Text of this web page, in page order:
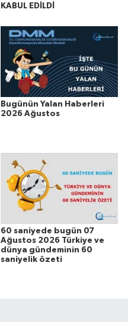
KABUL EDİLDİ
Bugünün Yalan Haberleri
2026 Ağustos
60 saniyede bugün 07
Ağustos 2026 Türkiye ve
dünya gündeminin 60
saniyelik özeti